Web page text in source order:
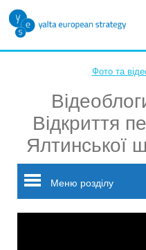
Фото та
Відкриття
Ялтинської
Меню розділу